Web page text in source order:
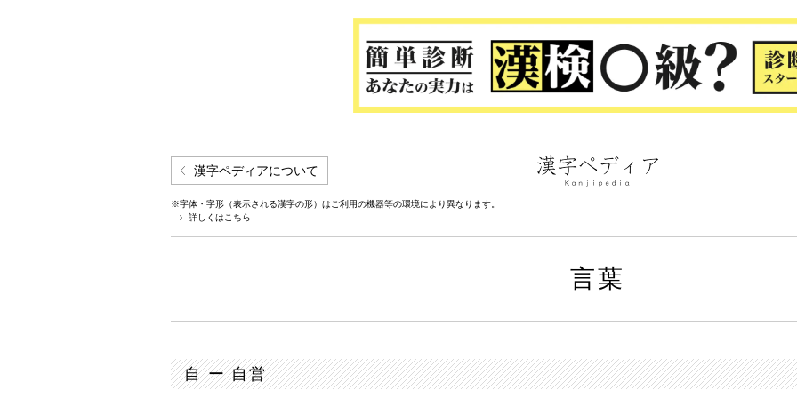
漢字ペディアについて
※字体・字形（表示される漢字の形）はご利用の機器等の環境により異なります。
詳しくはこちら
言葉
自 ー 自営